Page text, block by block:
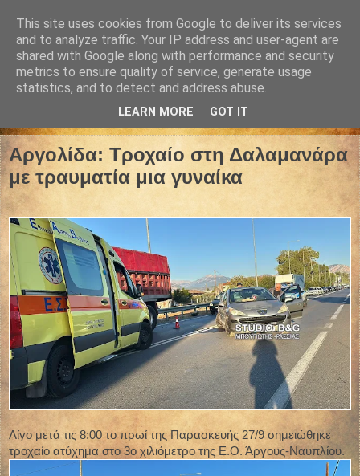
27 Σεπτεμβρίου 2024
Αργολίδα: Τροχαίο στη Δαλαμανάρα
με τραυματία μια γυναίκα
Λίγο μετά τις 8:00 το πρωί της Παρασκευής 27/9 σημειώθηκε
τροχαίο ατύχημα στο 3ο χιλιόμετρο της Ε.Ο. Άργους-Ναυπλίου.
This site uses cookies from Google to deliver its services
and to analyze traffic. Your IP address and user-agent are
shared with Google along with performance and security
metrics to ensure quality of service, generate usage
statistics, and to detect and address abuse.
LEARN MORE GOT IT